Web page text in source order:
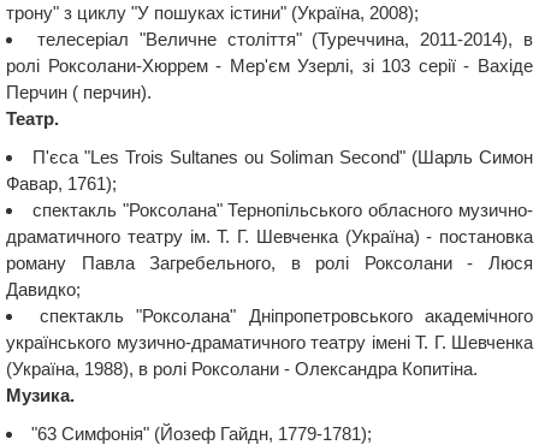
трону" з циклу "У пошуках істини" (Україна, 2008);
телесеріал "Величне століття" (Туреччина, 2011-2014), в
ролі Роксолани-Хюррем - Мер'єм Узерлі, зі 103 серії - Вахіде
Перчин ( перчин).
Театр.
П'єса "Les Trois Sultanes ou Soliman Second" (Шарль Симон
Фавар, 1761);
спектакль "Роксолана" Тернопільського обласного музично-
драматичного театру ім. Т. Г. Шевченка (Україна) - постановка
роману Павла Загребельного, в ролі Роксолани - Люся
Давидко;
спектакль "Роксолана" Дніпропетровського академічного
українського музично-драматичного театру імені Т. Г. Шевченка
(Україна, 1988), в ролі Роксолани - Олександра Копитіна.
Музика.
"63 Симфонія" (Йозеф Гайдн, 1779-1781);